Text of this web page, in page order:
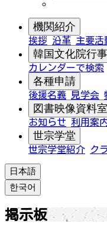
機関紹介
挨拶 沿革 主要活
韓国文化院行事
カレンダーで検索
各種申請
後援名義 見学会
図書映像資料室
お知らせ 利用案
世宗学堂
世宗学堂紹介 ク
日本語
한국어
掲示板